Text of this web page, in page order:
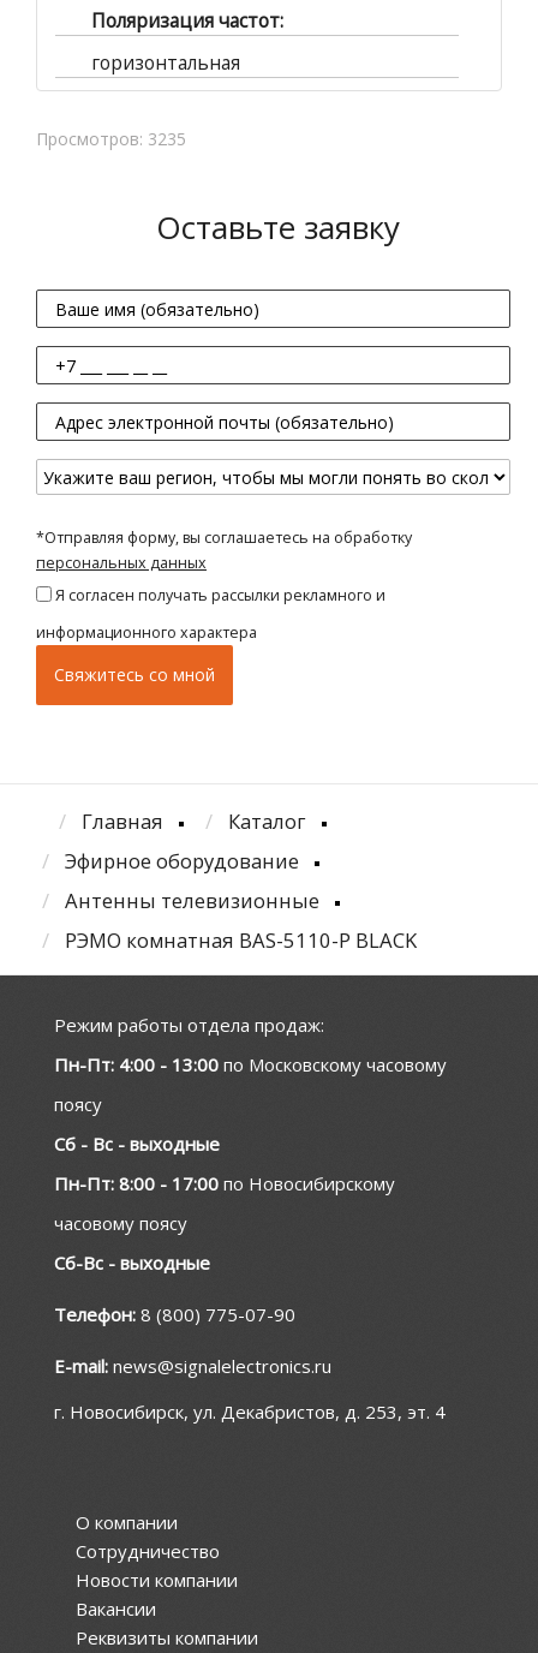
Поляризация частот:
горизонтальная
Просмотров: 3235
Оставьте заявку
*Отправляя форму, вы соглашаетесь на обработку
персональных данных
Я согласен получать рассылки рекламного и
информационного характера
Главная
Каталог
Эфирное оборудование
Антенны телевизионные
РЭМО комнатная BAS-5110-P BLACK
Режим работы отдела продаж:
Пн-Пт: 4:00 - 13:00 по Московскому часовому
поясу
Сб - Вс - выходные
Пн-Пт: 8:00 - 17:00 по Новосибирскому
часовому поясу
Сб-Вс - выходные
Телефон: 8 (800) 775-07-90
E-mail: news@signalelectronics.ru
г. Новосибирск, ул. Декабристов, д. 253, эт. 4
О компании
Сотрудничество
Новости компании
Вакансии
Реквизиты компании